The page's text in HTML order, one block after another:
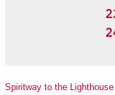
Spiritway to the Lighthouse